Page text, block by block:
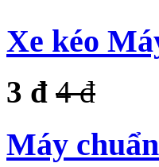
Xe kéo
3 đ 4 đ
Máy